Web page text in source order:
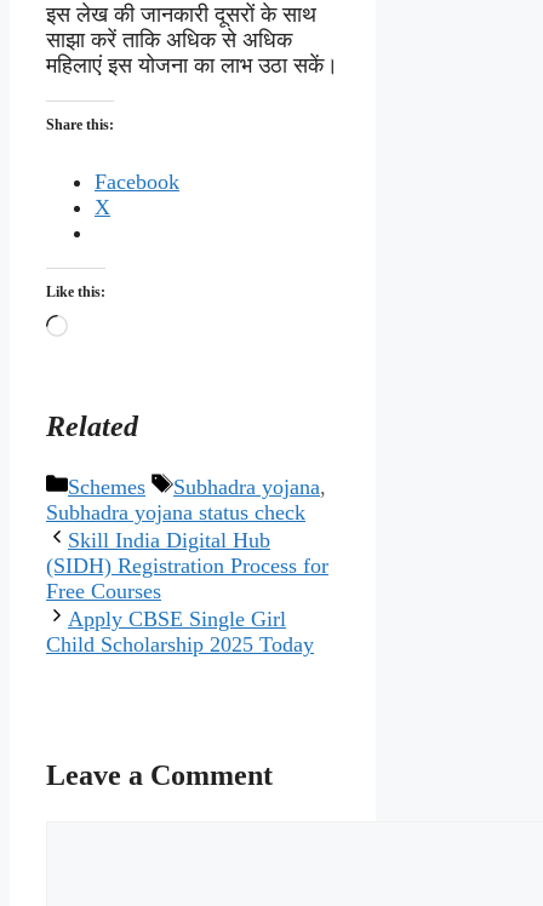
इस लेख की जानकारी दूसरों के साथ
साझा करें ताकि अधिक से अधिक
महिलाएं इस योजना का लाभ उठा सकें।
Share this:
Facebook
X
Like this:
Loading…
Related
Categories
Schemes Tags
Subhadra yojana,
Subhadra yojana status check
Skill India Digital Hub
(SIDH) Registration Process for
Free Courses
Apply CBSE Single Girl
Child Scholarship 2025 Today
Leave a Comment